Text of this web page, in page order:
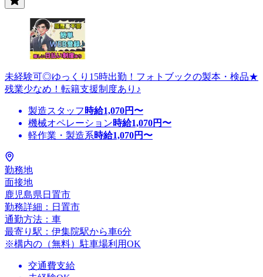
未経験可◎ゆっくり15時出勤！フォトブックの製本・検品★
残業少なめ！転籍支援制度あり♪
製造スタッフ 時給1,070円〜
機械オペレーション時給1,070円〜
軽作業・製造系時給1,070円〜
勤務地
面接地
鹿児島県日置市
勤務詳細：日置市
通勤方法：車
最寄り駅：伊集院駅から車6分
※構内の（無料）駐車場利用OK
交通費支給